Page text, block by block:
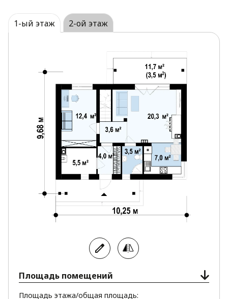
ежедневно деятельности.
Расположение хозяйственного помещения
Спальни на мансарде спроектированы
максимальной площади на относительно
небольшой площади этажа.
Традиционный архитектурный стиль, милый
и аккуратный характер постройки по
достоинству оценят любители классической
архитектуры.
1-ый этаж 2-ой этаж
Площадь помещений
Площадь этажа/общая площадь: